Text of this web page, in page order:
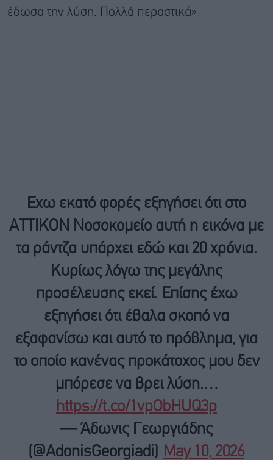
έδωσα την λύση. Πολλά περαστικά».
Εχω εκατό φορές εξηγήσει ότι στο
ΑΤΤΙΚΟΝ Νοσοκομείο αυτή η εικόνα με
τα ράντζα υπάρχει εδώ και 20 χρόνια.
Κυρίως λόγω της μεγάλης
προσέλευσης εκεί. Επίσης έχω
εξηγήσει ότι έβαλα σκοπό να
εξαφανίσω και αυτό το πρόβλημα, για
το οποίο κανένας προκάτοχος μου δεν
μπόρεσε να βρει λύση.…
https://t.co/1vpObHUQ3p
— Άδωνις Γεωργιάδης
(@AdonisGeorgiadi)
May 10, 2026